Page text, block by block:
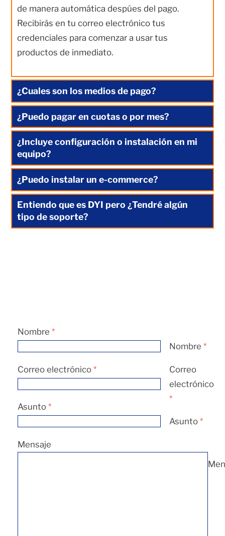
de manera automática despúes del pago.
Recibirás en tu correo electrónico tus
credenciales para comenzar a usar tus
productos de inmediato.
¿Cuales son los medios de pago?
¿Puedo pagar en cuotas o por mes?
¿Incluye configuración o instalación en mi
equipo?
¿Puedo instalar un e-commerce?
Entiendo que es DYI pero ¿Tendré algún
tipo de soporte?
Nombre *
Nombre *
Correo electrónico *
Correo
electrónico
*
Asunto *
Asunto *
Mensaje